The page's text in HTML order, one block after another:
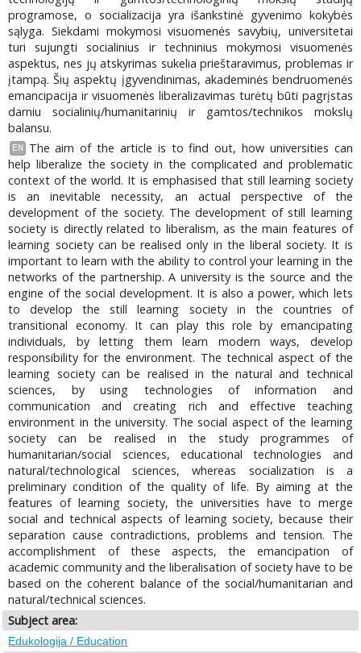
programose, o socializacija yra išankstinė gyvenimo kokybės
sąlyga. Siekdami mokymosi visuomenės savybių, universitetai
turi sujungti socialinius ir techninius mokymosi visuomenės
aspektus, nes jų atskyrimas sukelia prieštaravimus, problemas ir
įtampą. Šių aspektų įgyvendinimas, akademinės bendruomenės
emancipacija ir visuomenės liberalizavimas turėtų būti pagrįstas
darniu socialinių/humanitarinių ir gamtos/technikos mokslų
balansu.
EN
The aim of the article is to find out, how universities can
help liberalize the society in the complicated and problematic
context of the world. It is emphasised that still learning society
is an inevitable necessity, an actual perspective of the
development of the society. The development of still learning
society is directly related to liberalism, as the main features of
learning society can be realised only in the liberal society. It is
important to learn with the ability to control your learning in the
networks of the partnership. A university is the source and the
engine of the social development. It is also a power, which lets
to develop the still learning society in the countries of
transitional economy. It can play this role by emancipating
individuals, by letting them learn modern ways, develop
responsibility for the environment. The technical aspect of the
learning society can be realised in the natural and technical
sciences, by using technologies of information and
communication and creating rich and effective teaching
environment in the university. The social aspect of the learning
society can be realised in the study programmes of
humanitarian/social sciences, educational technologies and
natural/technological sciences, whereas socialization is a
preliminary condition of the quality of life. By aiming at the
features of learning society, the universities have to merge
social and technical aspects of learning society, because their
separation cause contradictions, problems and tension. The
accomplishment of these aspects, the emancipation of
academic community and the liberalisation of society have to be
based on the coherent balance of the social/humanitarian and
natural/technical sciences.
Subject area:
Edukologija / Education